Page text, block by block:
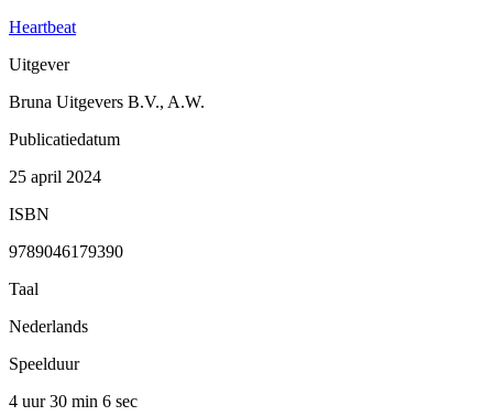
Heartbeat
Uitgever
Bruna Uitgevers B.V., A.W.
Publicatiedatum
25 april 2024
ISBN
9789046179390
Taal
Nederlands
Speelduur
4 uur 30 min 6 sec